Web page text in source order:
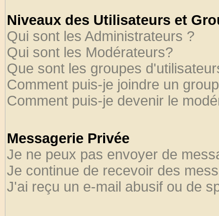
Niveaux des Utilisateurs et
Qui sont les Administrateurs ?
Qui sont les Modérateurs?
Que sont les groupes
Comment puis-je joindre un
Comment puis-je devenir le
Messagerie Privée
Je ne peux pas envoyer de
Je continue de recevoir des
J'ai reçu un e-mail abusif ou de